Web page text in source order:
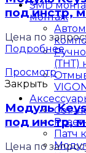
SMD
монтаж
(ТНТ)
Патч
под инстр,
Цена по
Подробнее
Просмотр
Закрыть
Модуль
под инстр,
Цена по